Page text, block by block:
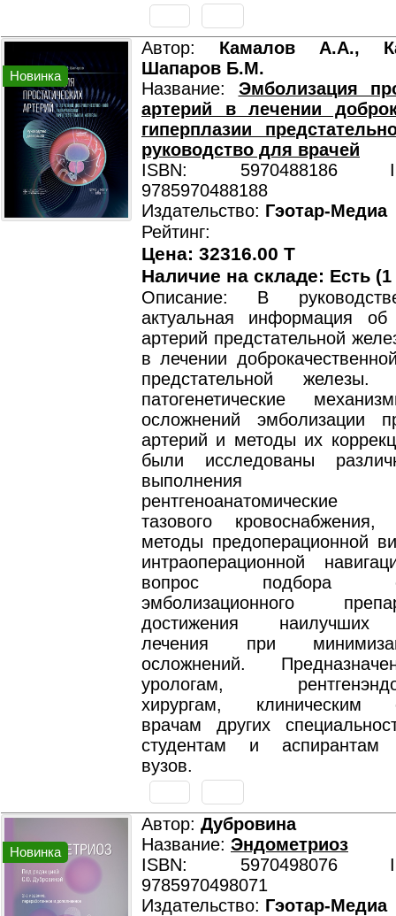
Новинка
Автор: Камалов А.А.,
Шапаров Б.М.
Название: Эмболизация
артерий в лечении
гиперплазии
руководство для врачей
ISBN: 5970488186
9785970488188
Издательство: Гэотар-Медиа
Рейтинг:
Цена: 32316.00 T
Наличие на складе: Есть
Описание: В
актуальная информация об
артерий предстательной
в лечении
предстательной железы.
патогенетические
осложнений эмболизации
артерий и методы их
были исследованы
выполнения
рентгеноанатомические
тазового кровоснабжения,
методы предоперационной
интраоперационной
вопрос подбора
эмболизационного
достижения наилучших
лечения при
осложнений.
урологам,
хирургам, клиническим
врачам других
студентам и аспирантам
вузов.
Новинка
Автор: Дубровина
Название: Эндометриоз
ISBN: 5970498076
9785970498071
Издательство: Гэотар-Медиа